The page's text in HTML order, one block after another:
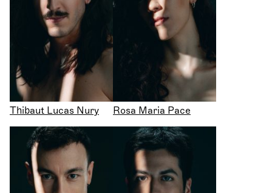
Thibaut Lucas Nury Rosa Maria Pace